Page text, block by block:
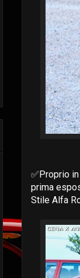
✅Proprio
prima
Stile Alfa